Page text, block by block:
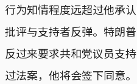
行为知情程度远超过他承
批评与支持者反弹。特朗
反过来要求共和党议员支
过法案，他将会签下同意。